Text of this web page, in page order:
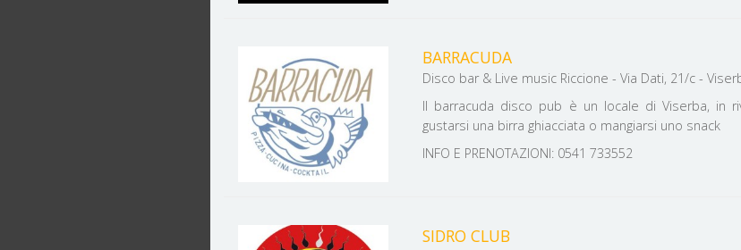
BARRACUDA
Disco bar & Live music Riccione - Via Dati, 21/c -
Il barracuda disco pub è un locale di Viserba, in
gustarsi una birra ghiacciata o mangiarsi uno snack
INFO E PRENOTAZIONI: 0541 733552
SIDRO CLUB